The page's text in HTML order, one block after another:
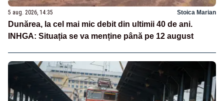
5 aug. 2026, 14:35 Stoica Marian
Dunărea, la cel mai mic debit din ultimii 40 de ani.
INHGA: Situația se va menține până pe 12 august